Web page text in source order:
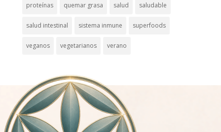
proteínas quemar grasa salud saludable
salud intestinal sistema inmune superfoods
veganos vegetarianos verano